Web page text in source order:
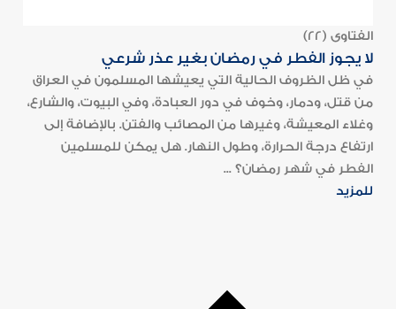
الفتاوى (22)
لا يجوز الفطر في رمضان بغير عذر شرعي
في ظل الظروف الحالية التي يعيشها المسلمون في العراق
من قتل، ودمار، وخوف في دور العبادة، وفي البيوت، والشارع،
وغلاء المعيشة، وغيرها من المصائب والفتن. بالإضافة إلى
ارتفاع درجة الحرارة، وطول النهار. هل يمكن للمسلمين
الفطر في شهر رمضان؟ ...
للمزيد